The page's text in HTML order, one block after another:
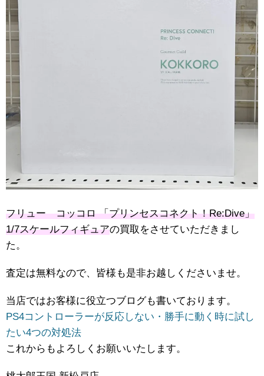
フリュー コッコロ 「プリンセスコネクト！Re:Dive」
1/7スケールフィギュアの買取をさせていただきまし
た。
査定は無料なので、皆様も是非お越しくださいませ。
当店ではお客様に役立つブログも書いております。
PS4コントローラーが反応しない・勝手に動く時に試し
たい4つの対処法
これからもよろしくお願いいたします。